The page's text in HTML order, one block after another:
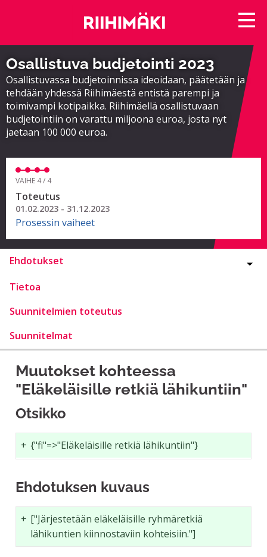
Osallistuva budjetointi 2023
Osallistuvassa budjetoinnissa ideoidaan, päätetään ja
tehdään yhdessä Riihimäestä entistä parempi ja
toimivampi kotipaikka. Riihimäellä osallistuvaan
budjetointiin on varattu miljoona euroa, josta nyt
jaetaan 100 000 euroa.
VAIHE 4 / 4
Toteutus
01.02.2023 - 31.12.2023
Prosessin vaiheet
Ehdotukset
Tietoa
Suunnitelmien toteutus
Suunnitelmat
Muutokset kohteessa
"Eläkeläisille retkiä lähikuntiin"
Otsikko
+ {"fi"=>"Eläkeläisille retkiä lähikuntiin"}
Ehdotuksen kuvaus
+ ["Järjestetään eläkeläisille ryhmäretkiä
lähikuntien kiinnostaviin kohteisiin."]